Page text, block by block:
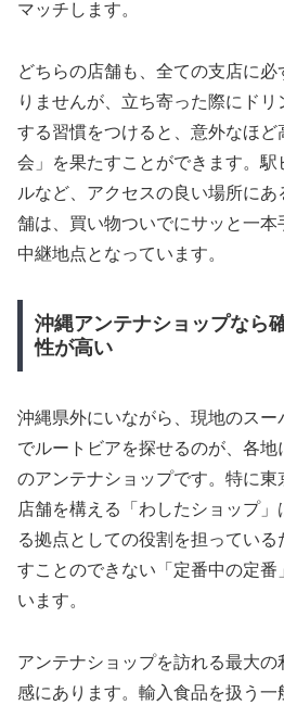
マッチします。
どちらの店舗も、全ての支店に
りませんが、立ち寄った際にド
する習慣をつけると、意外なほ
会」を果たすことができます。
ルなど、アクセスの良い場所に
舗は、買い物ついでにサッと一
中継地点となっています。
沖縄アンテナショップなら
性が高い
沖縄県外にいながら、現地のス
でルートビアを探せるのが、各
のアンテナショップです。特に東
店舗を構える「わしたショップ
る拠点としての役割を担ってい
すことのできない「定番中の定
います。
アンテナショップを訪れる最大
感にあります。輸入食品を扱う